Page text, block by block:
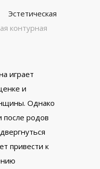
Эстетическая
контурная
играет
и
Однако
после родов
привести к